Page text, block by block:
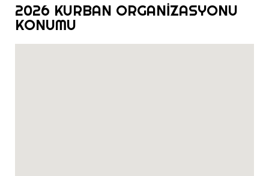
2026 KURBAN ORGANİZASYONU
KONUMU